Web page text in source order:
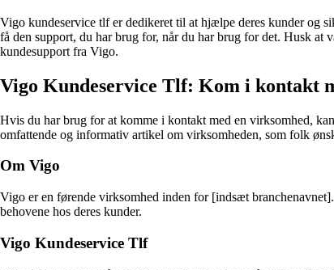
Vigo kundeservice tlf er dedikeret til at hjælpe deres kunder og
få den support, du har brug for, når du har brug for det. Husk
kundesupport fra Vigo.
Vigo Kundeservice Tlf: Kom i kontakt
Hvis du har brug for at komme i kontakt med en virksomhed,
omfattende og informativ artikel om virksomheden, som folk
Om Vigo
Vigo er en førende virksomhed inden for [indsæt
behovene hos deres kunder.
Vigo Kundeservice Tlf